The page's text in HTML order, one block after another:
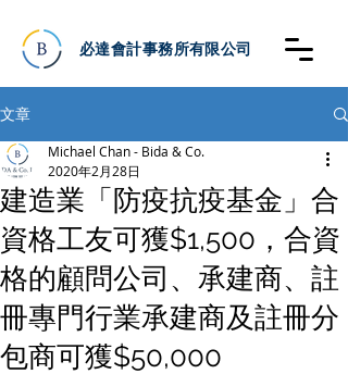
必達會計事務所有限公司
文章
建造業「防疫抗疫基金」合
資格工友可獲$1,500，合資
格的顧問公司、承建商、註
冊專門行業承建商及註冊分
包商可獲$50,000
Michael Chan - Bida & Co.
2020年2月28日